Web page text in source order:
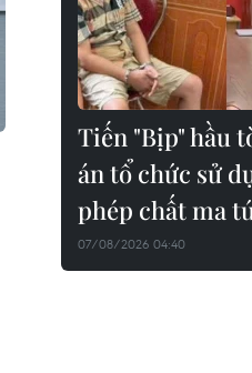
Tiến "Bịp" hầu
án tổ chức sử
phép chất ma
07/08/2026 04:40